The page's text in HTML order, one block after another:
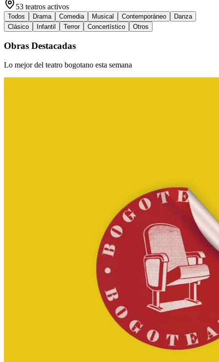
53 teatros activos
Todos Drama Comedia Musical Contemporáneo
Danza
Clásico
Infantil Terror Concertístico Otros
Obras Destacadas
Lo mejor del teatro bogotano esta semana